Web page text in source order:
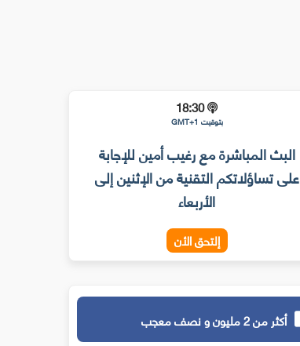
18:30
بتوقيت GMT+1
البث المباشرة مع رغيب أمين للإجابة
على تساؤلاتكم التقنية من الإثنين إلى
الأربعاء
إلتحق الأن
أكثر من 2 مليون و نصف معجب